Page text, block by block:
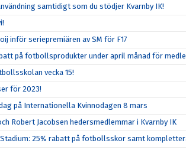
samtidigt som du stödjer Kvarnby IK!
inför seriepremiären av SM för F17
på fotbollsprodukter under april månad för
vecka 15!
för 2023!
på Internationella Kvinnodagen 8 mars
Robert Jacobsen hedersmedlemmar i Kvarnby IK
Stadium: 25% rabatt på fotbollsskor samt